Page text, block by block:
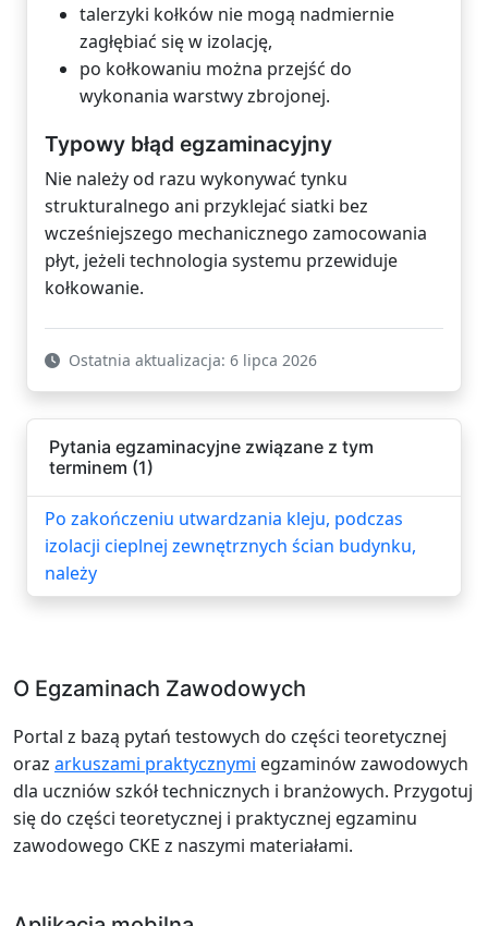
talerzyki kołków nie mogą nadmiernie
zagłębiać się w izolację,
po kołkowaniu można przejść do
wykonania warstwy zbrojonej.
Typowy błąd egzaminacyjny
Nie należy od razu wykonywać tynku
strukturalnego ani przyklejać siatki bez
wcześniejszego mechanicznego zamocowania
płyt, jeżeli technologia systemu przewiduje
kołkowanie.
Ostatnia aktualizacja: 6 lipca 2026
Pytania egzaminacyjne związane z tym
terminem (1)
Po zakończeniu utwardzania kleju, podczas
izolacji cieplnej zewnętrznych ścian budynku,
należy
O Egzaminach Zawodowych
Portal z bazą pytań testowych do części teoretycznej
oraz arkuszami praktycznymi egzaminów zawodowych
dla uczniów szkół technicznych i branżowych. Przygotuj
się do części teoretycznej i praktycznej egzaminu
zawodowego CKE z naszymi materiałami.